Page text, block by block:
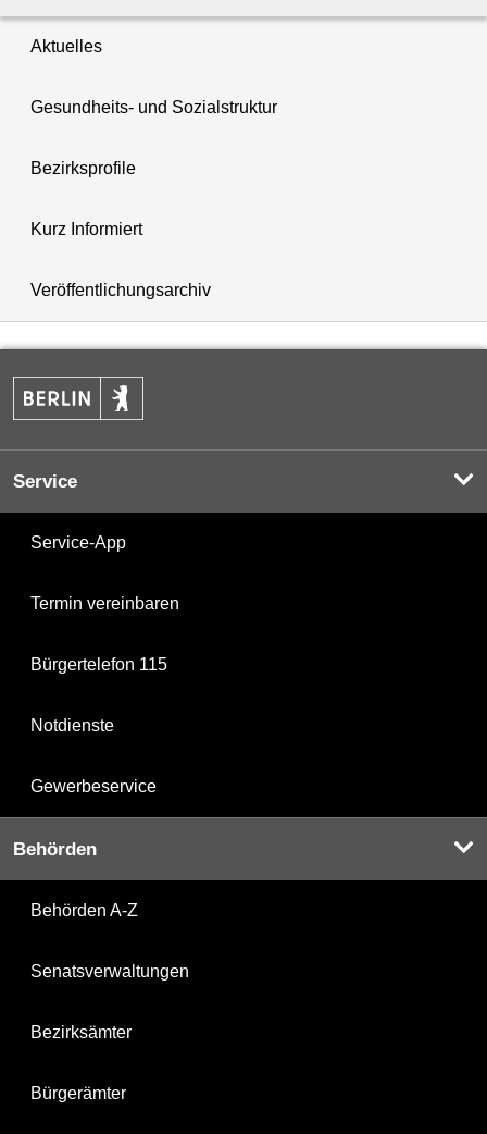
Aktuelles
Gesundheits- und Sozialstruktur
Bezirksprofile
Kurz Informiert
Veröffentlichungsarchiv
Service
Service-App
Termin vereinbaren
Bürgertelefon 115
Notdienste
Gewerbeservice
Behörden
Behörden A-Z
Senatsverwaltungen
Bezirksämter
Bürgerämter